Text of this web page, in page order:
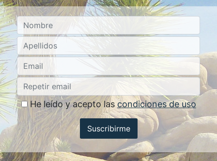
He leído y acepto las condiciones de uso
Suscribirme